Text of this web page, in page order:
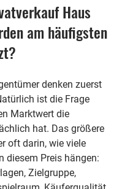
Haus
am häufigsten
denken zuerst
ist die Frage
Marktwert die
hat. Das größere
oft darin, wie viele
diesem Preis hängen:
Zielgruppe,